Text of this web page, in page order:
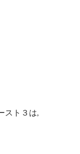
スト３は,